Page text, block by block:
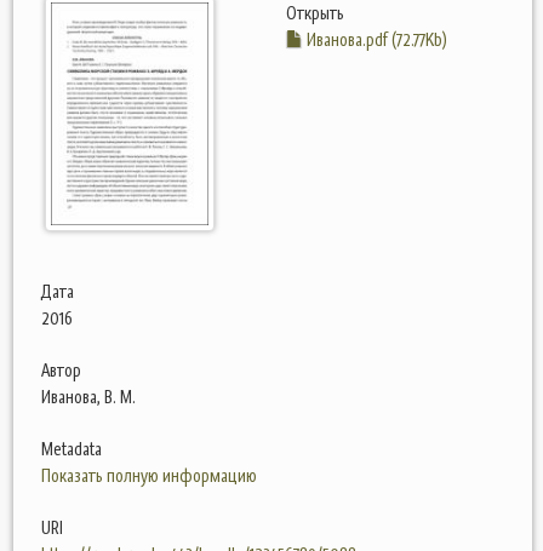
Открыть
Иванова.pdf (72.77Kb)
Дата
2016
Автор
Иванова, В. М.
Metadata
Показать полную информацию
URI